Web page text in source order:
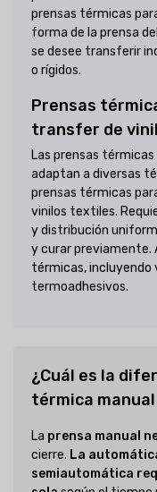
prensas térmicas
forma de la prensa
se desee transferir
o rígidos.
Prensas
transfer de
Las prensas
adaptan a diversas
prensas térmicas
vinilos textiles.
y distribución
y curar previamente.
térmicas, incluyendo
termoadhesivos.
¿Cuál es la
térmica
La prensa manual
cierre. La
semiautomática